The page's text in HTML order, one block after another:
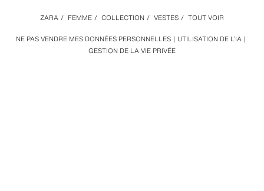
NE PAS VENDRE MES DONNÉES PERSONNELLES
UTILISATION DE L’IA
GESTION DE LA VIE PRIVÉE
ZARA / FEMME / COLLECTION / VESTES / TOUT VOIR